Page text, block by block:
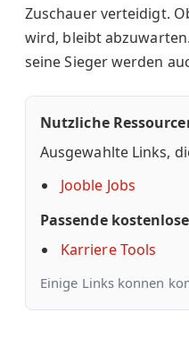
Zuschauer verteidigt.
wird, bleibt
seine Sieger werden
Nutzliche
Ausgewahlte Links,
Jooble Jobs
Passende
Karriere Tools
Einige Links konnen